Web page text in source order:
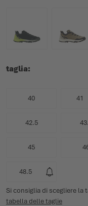
taglia
40 41
42.5
45
48.5
Si consiglia di scegliere la
tabella delle taglie